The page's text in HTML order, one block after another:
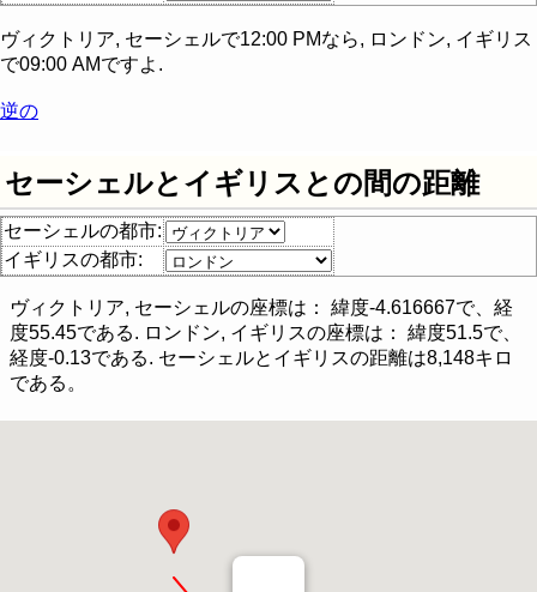
ヴィクトリア, セーシェルで12:00 PMなら, ロンドン, イギリス
で09:00 AMですよ.
逆の
セーシェルとイギリスとの間の距離
セーシェルの都市:
イギリスの都市:
ヴィクトリア, セーシェルの座標は： 緯度-4.616667で、経
度55.45である. ロンドン, イギリスの座標は： 緯度51.5で、
経度-0.13である. セーシェルと イギリスの距離は8,148キロ
である。